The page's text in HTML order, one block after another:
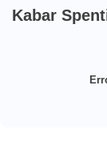
Kabar